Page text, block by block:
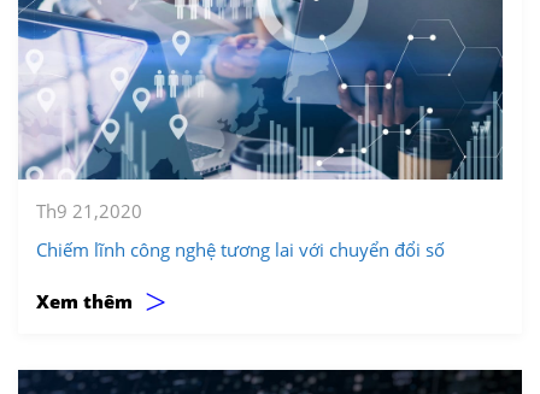
Th9 21,2020
Chiếm lĩnh công nghệ tương lai với chuyển đổi số
Xem thêm >